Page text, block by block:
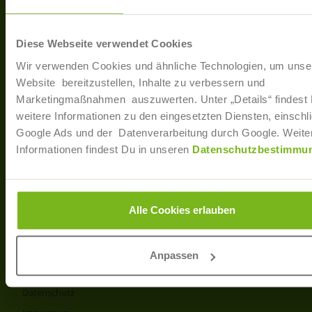
Diese Webseite verwendet Cookies
Wir verwenden Cookies und ähnliche Technologien, um
Website bereitzustellen, Inhalte zu verbessern und
Marketingmaßnahmen auszuwerten. Unter „Details“ findest
weitere Informationen zu den eingesetzten Diensten,
Google Ads und der Datenverarbeitung durch Google.
Informationen findest Du in unseren
Alle Cookies erlauben
Anpassen
40233 Düsseldorf
T: +49 (0)211 / 866 68 - 13
E-Mail: info@joborama.de
Über Uns
Veranstaltungen
Ansprechpartner
Partner
Produkt- und Preisliste
Disclaimer